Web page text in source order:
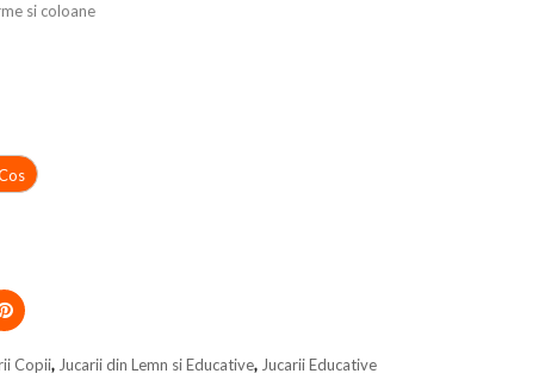
si coloane
Copii, Jucarii din Lemn si Educative, Jucarii Educative